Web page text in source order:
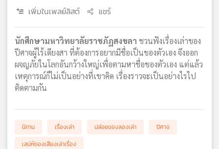
เอส
แผนที่
วิทยุ
เครือ
ข่าย
เพิ่มในเพลย์ลิสต์ แชร์
นักศึกษามหาวิทยาลัยราชภัฏสงขลา ชวนฟังเรื่องเล่าของ
ปีศาจผู้ไร้เดียงสา ที่ต้องการอยากมีชื่อเป็นของตัวเอง จึงออก
ผจญภัยในโลกอันกว้างใหญ่เพื่อตามหาชื่อของตัวเอง แต่แล้ว
เหตุการณ์ก็ไม่เป็นอย่างที่เขาคิด เรื่องราวจะเป็นอย่างไรไป
ติดตามกัน
นิทาน เรื่องเล่า ปล่อยของลองเล่า
ปีศาจ
เสน่ห์ของเสียงเล่าเรื่อง